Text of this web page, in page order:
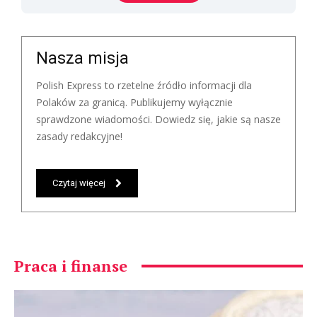
Nasza misja
Polish Express to rzetelne źródło informacji dla
Polaków za granicą. Publikujemy wyłącznie
sprawdzone wiadomości. Dowiedz się, jakie są nasze
zasady redakcyjne!
Czytaj więcej
Praca i finanse